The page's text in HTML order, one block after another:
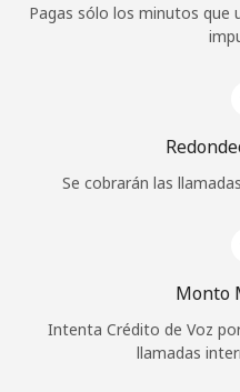
Pagas sólo los minutos que
Se cobrarán las
Monto
Intenta Crédito de Voz
llamadas